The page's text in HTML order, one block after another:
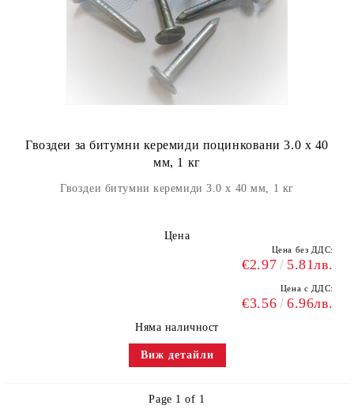
Гвоздеи за битумни керемиди поцинковани 3.0 х 40
мм, 1 кг
Гвоздеи битумни керемиди 3.0 х 40 мм, 1 кг
Цена
Цена без ДДС:
€2.97 5.81лв.
Цена с ДДС:
€3.56 6.96лв.
Няма наличност
Виж детайли
Page 1 of 1